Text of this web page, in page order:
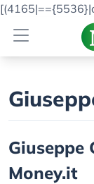
Giuseppe
Money.it